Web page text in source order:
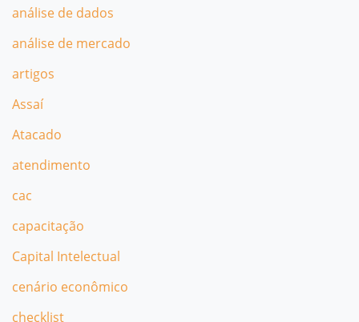
análise de dados
análise de mercado
artigos
Assaí
Atacado
atendimento
cac
capacitação
Capital Intelectual
cenário econômico
checklist